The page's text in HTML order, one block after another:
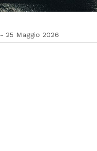
-25 Maggio 2026